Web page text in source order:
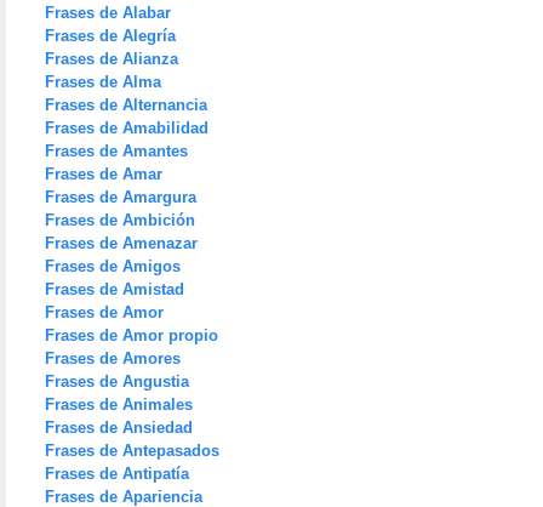
Frases de Alabar
Frases de Alegría
Frases de Alianza
Frases de Alma
Frases de Alternancia
Frases de Amabilidad
Frases de Amantes
Frases de Amar
Frases de Amargura
Frases de Ambición
Frases de Amenazar
Frases de Amigos
Frases de Amistad
Frases de Amor
Frases de Amor propio
Frases de Amores
Frases de Angustia
Frases de Animales
Frases de Ansiedad
Frases de Antepasados
Frases de Antipatía
Frases de Apariencia